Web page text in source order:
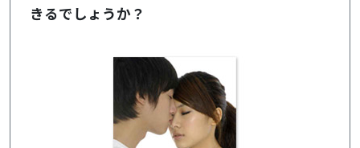
きるでしょうか？